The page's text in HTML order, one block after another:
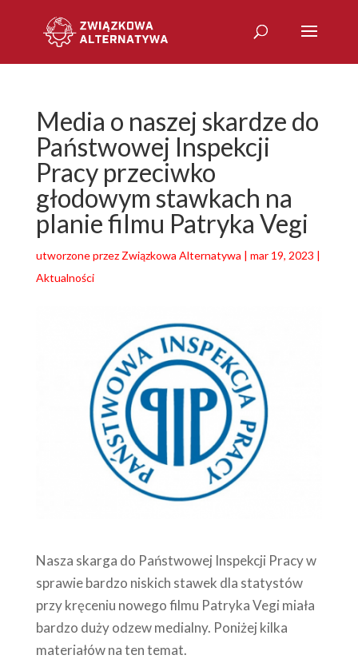
Media o naszej skardze do
Państwowej Inspekcji
Pracy przeciwko
głodowym stawkach na
planie filmu Patryka Vegi
utworzone przez Związkowa Alternatywa | mar 19, 2023 |
Aktualności
Nasza skarga do Państwowej Inspekcji Pracy w
sprawie bardzo niskich stawek dla statystów
przy kręceniu nowego filmu Patryka Vegi miała
bardzo duży odzew medialny. Poniżej kilka
materiałów na ten temat.